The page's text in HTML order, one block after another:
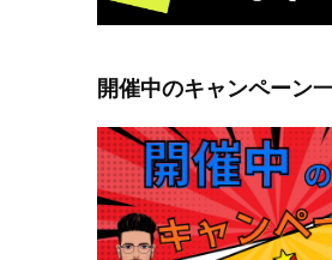
開催中のキャンペーン